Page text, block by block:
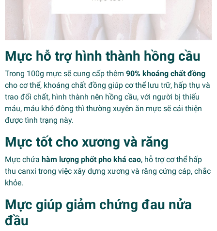
Mực hỗ trợ hình thành hồng cầu
Trong 100g mực sẽ cung cấp thêm 90% khoáng chất đồng
cho cơ thể, khoáng chất đồng giúp cơ thể lưu trữ, hấp thụ và
trao đổi chất, hình thành nên hồng cầu, với người bị thiếu
máu, máu khó đông thì thường xuyên ăn mực sẽ cải thiện
được tình trạng này.
Mực tốt cho xương và răng
Mực chứa hàm lượng phốt pho khá cao, hỗ trợ cơ thể hấp
thu canxi trong việc xây dựng xương và răng cứng cáp, chắc
khỏe.
Mực giúp giảm chứng đau nửa
đầu